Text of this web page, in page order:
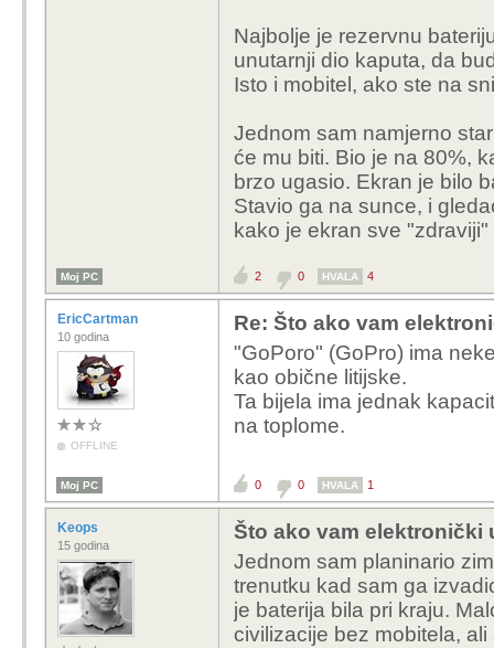
Najbolje je rezervnu
unutarnji dio kaputa, da
Isto i mobitel, ako ste na
Jednom sam namjerno
će mu biti. Bio je na 80%,
brzo ugasio. Ekran je bilo
Stavio ga na sunce, i
kako je ekran sve
Moj PC 2 0 HVALA 4
EricCartman
10 godina
OFFLINE
Re: Što ako vam
"GoPoro" (GoPro) ima
kao obične litijske.
Ta bijela ima jednak
na toplome.
Moj PC 0 0 HVALA 1
Keops
15 godina
Što ako vam elektronički
Jednom sam planinario
trenutku kad sam ga
je baterija bila pri kraju.
civilizacije bez mobitela,